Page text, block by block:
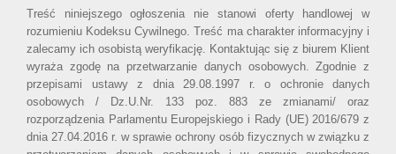
Treść niniejszego ogłoszenia nie stanowi oferty handlowej w
rozumieniu Kodeksu Cywilnego. Treść ma charakter informacyjny i
zalecamy ich osobistą weryfikację. Kontaktując się z biurem Klient
wyraża zgodę na przetwarzanie danych osobowych. Zgodnie z
przepisami ustawy z dnia 29.08.1997 r. o ochronie danych
osobowych / Dz.U.Nr. 133 poz. 883 ze zmianami/ oraz
rozporządzenia Parlamentu Europejskiego i Rady (UE) 2016/679 z
dnia 27.04.2016 r. w sprawie ochrony osób fizycznych w związku z